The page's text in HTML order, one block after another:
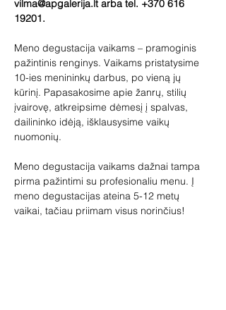
vilma@apgalerija.lt arba tel. +370 616
19201.
Meno degustacija vaikams – pramoginis
pažintinis renginys. Vaikams pristatysime
10-ies menininkų darbus, po vieną jų
kūrinį. Papasakosime apie žanrų, stilių
įvairovę, atkreipsime dėmesį į spalvas,
dailininko idėją, išklausysime vaikų
nuomonių.
Meno degustacija vaikams dažnai tampa
pirma pažintimi su profesionaliu menu. Į
meno degustacijas ateina 5-12 metų
vaikai, tačiau priimam visus norinčius!